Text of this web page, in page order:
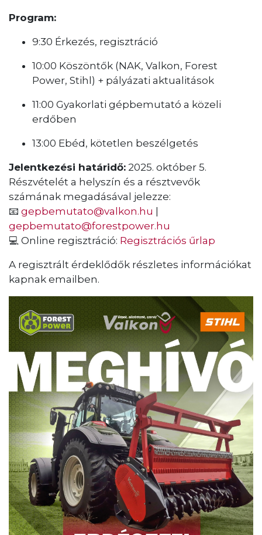
Program:
9:30 Érkezés, regisztráció
10:00 Köszöntők (NAK, Valkon, Forest
Power, Stihl) + pályázati aktualitások
11:00 Gyakorlati gépbemutató a közeli
erdőben
13:00 Ebéd, kötetlen beszélgetés
Jelentkezési határidő: 2025. október 5.
Részvételét a helyszín és a résztvevők
számának megadásával jelezze:
📧 gepbemutato@valkon.hu |
gepbemutato@forestpower.hu
💻 Online regisztráció: Regisztrációs űrlap
A regisztrált érdeklődők részletes információkat
kapnak emailben.